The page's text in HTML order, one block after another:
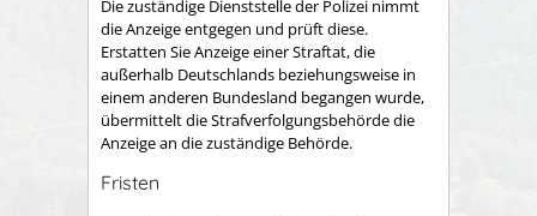
Die zuständige Dienststelle der Polizei nimmt
die Anzeige entgegen und prüft diese.
Erstatten Sie Anzeige einer Straftat, die
außerhalb Deutschlands beziehungsweise in
einem anderen Bundesland begangen wurde,
übermittelt die Strafverfolgungsbehörde die
Anzeige an die zuständige Behörde.
Fristen